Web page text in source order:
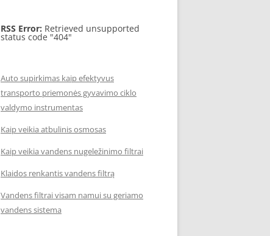
RSS Error: Retrieved unsupported
status code "404"
Auto supirkimas kaip efektyvus
transporto priemonės gyvavimo ciklo
valdymo instrumentas
Kaip veikia atbulinis osmosas
Kaip veikia vandens nugeležinimo filtrai
Klaidos renkantis vandens filtrą
Vandens filtrai visam namui su geriamo
vandens sistema